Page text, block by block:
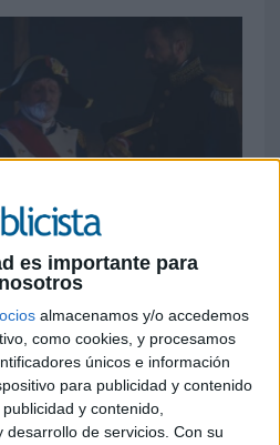
es importante para
nosotros
almacenamos y/o accedemos
como cookies, y procesamos
únicos e información
para publicidad y contenido
y contenido,
de servicios. Con su